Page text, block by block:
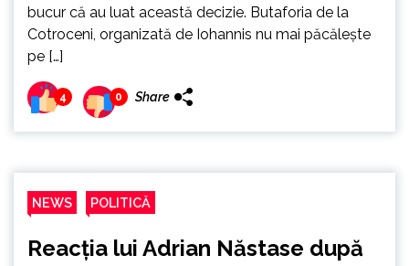
bucur că au luat această decizie. Butaforia de la
Cotroceni, organizată de Iohannis nu mai păcălește
pe […]
4 0 Share
NEWS POLITICĂ
Reacția lui Adrian Năstase după